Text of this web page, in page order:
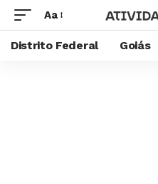
Aa
Distrito Federal Goiás